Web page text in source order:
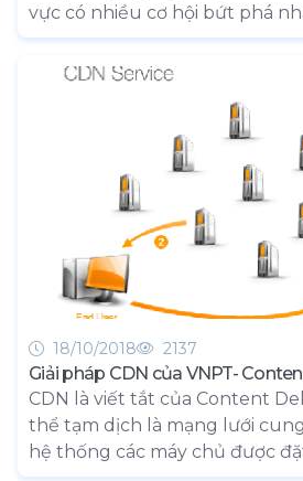
vực có nhiều cơ hội bứt phá
Để nắm bắt được cơ hội đó,
nghiệp thông minh là xu
đoàn VNPT hiện đang có một
ngành Nông nghiệp Việt Nam
18/10/2018 2137
Giải pháp CDN của VNPT-
CDN là viết tắt của Content
thể tạm dịch là mạng lưới
hệ thống các máy chủ được